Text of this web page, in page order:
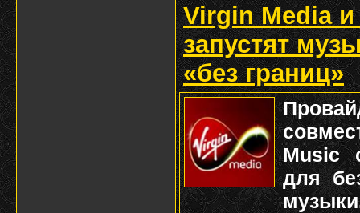
Virgin Media
запустят
«без границ»
П
Music
для